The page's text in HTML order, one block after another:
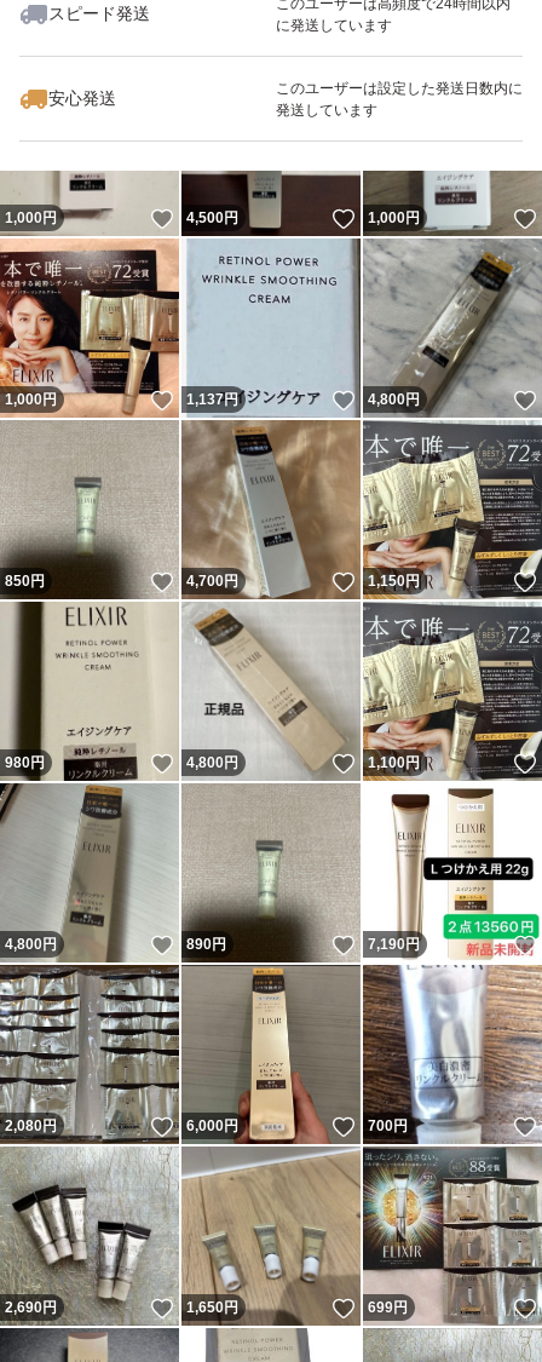
スピード発送
このユーザーは高頻度で24時間以内
に発送しています
安心発送
このユーザーは設定した発送日数内に
発送しています
いいね！
900
1,000円 いいね！
4,500円 いいね！
1,000円
1,000円 いいね！
1,137円 いいね！
4,800円
850円 いいね！
4,700円 いいね！
1,150円
980円 いいね！
4,800円 いいね！
1,100円
4,800円 いいね！
890円 いいね！
7,190円
2,080円 いいね！
6,000円 いいね！
700円
2,690円 いいね！
1,650円 いいね！
699円